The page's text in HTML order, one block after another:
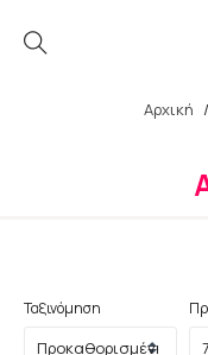
Αρχική /
Ταξινόμηση